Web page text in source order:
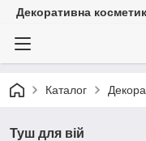
Декоративна
Каталог
Туш для вій